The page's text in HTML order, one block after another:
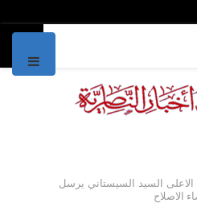
السيد السيستاني يرسل
الاصلاح